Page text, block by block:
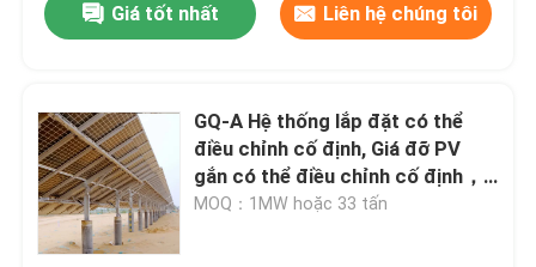
Giá tốt nhất Liên hệ chúng tôi
GQ-A Hệ thống lắp đặt có thể
điều chỉnh cố định, Giá đỡ PV
gắn có thể điều chỉnh cố định，
Tuổi thọ của hệ thống: >25 năm
MOQ：1MW hoặc 33 tấn